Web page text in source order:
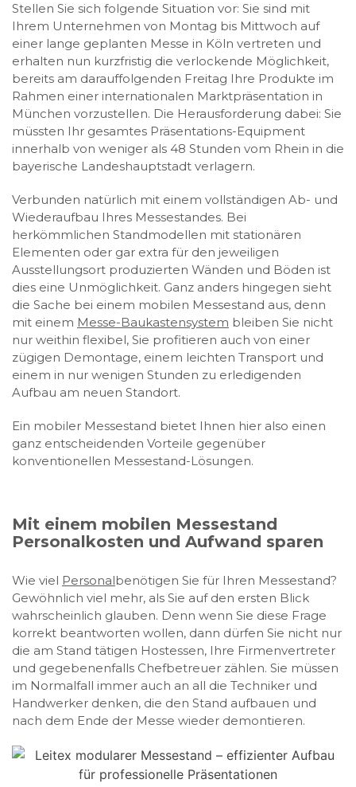
Stellen Sie sich folgende Situation vor: Sie sind mit
Ihrem Unternehmen von Montag bis Mittwoch auf
einer lange geplanten Messe in Köln vertreten und
erhalten nun kurzfristig die verlockende Möglichkeit,
bereits am darauffolgenden Freitag Ihre Produkte im
Rahmen einer internationalen Marktpräsentation in
München vorzustellen. Die Herausforderung dabei: Sie
müssten Ihr gesamtes Präsentations-Equipment
innerhalb von weniger als 48 Stunden vom Rhein in die
bayerische Landeshauptstadt verlagern.
Verbunden natürlich mit einem vollständigen Ab- und
Wiederaufbau Ihres Messestandes. Bei
herkömmlichen Standmodellen mit stationären
Elementen oder gar extra für den jeweiligen
Ausstellungsort produzierten Wänden und Böden ist
dies eine Unmöglichkeit. Ganz anders hingegen sieht
die Sache bei einem mobilen Messestand aus, denn
mit einem Messe-Baukastensystem bleiben Sie nicht
nur weithin flexibel, Sie profitieren auch von einer
zügigen Demontage, einem leichten Transport und
einem in nur wenigen Stunden zu erledigenden
Aufbau am neuen Standort.
Ein mobiler Messestand bietet Ihnen hier also einen
ganz entscheidenden Vorteile gegenüber
konventionellen Messestand-Lösungen.
Mit einem mobilen Messestand
Personalkosten und Aufwand sparen
Wie viel Personalbenötigen Sie für Ihren Messestand?
Gewöhnlich viel mehr, als Sie auf den ersten Blick
wahrscheinlich glauben. Denn wenn Sie diese Frage
korrekt beantworten wollen, dann dürfen Sie nicht nur
die am Stand tätigen Hostessen, Ihre Firmenvertreter
und gegebenenfalls Chefbetreuer zählen. Sie müssen
im Normalfall immer auch an all die Techniker und
Handwerker denken, die den Stand aufbauen und
nach dem Ende der Messe wieder demontieren.